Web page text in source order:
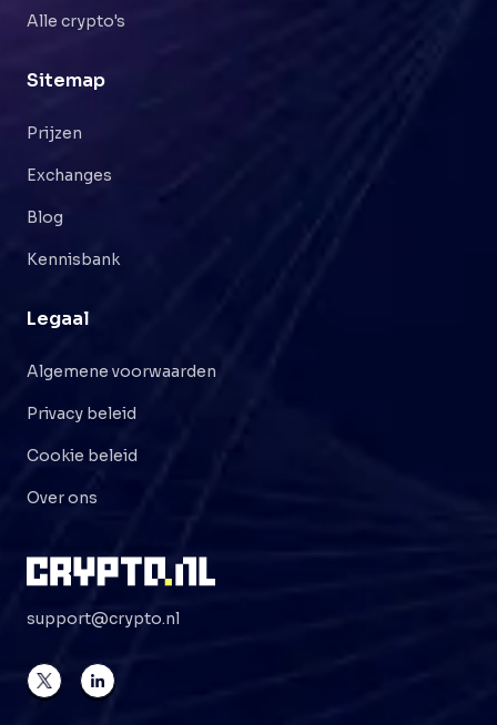
Alle crypto's
Sitemap
Prijzen
Exchanges
Blog
Kennisbank
Legaal
Algemene voorwaarden
Privacy beleid
Cookie beleid
Over ons
support@crypto.nl